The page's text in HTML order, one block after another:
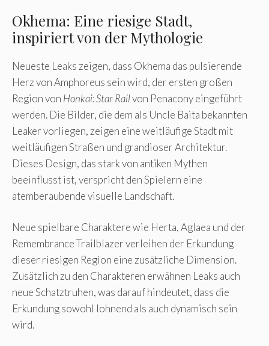
Okhema: Eine riesige Stadt,
inspiriert von der Mythologie
Neueste Leaks zeigen, dass Okhema das pulsierende
Herz von Amphoreus sein wird, der ersten großen
Region von Honkai: Star Railvon Penacony eingeführt
werden. Die Bilder, die dem als Uncle Baita bekannten
Leaker vorliegen, zeigen eine weitläufige Stadt mit
weitläufigen Straßen und grandioser Architektur.
Dieses Design, das stark von antiken Mythen
beeinflusst ist, verspricht den Spielern eine
atemberaubende visuelle Landschaft.
Neue spielbare Charaktere wie Herta, Aglaea und der
Remembrance Trailblazer verleihen der Erkundung
dieser riesigen Region eine zusätzliche Dimension.
Zusätzlich zu den Charakteren erwähnen Leaks auch
neue Schatztruhen, was darauf hindeutet, dass die
Erkundung sowohl lohnend als auch dynamisch sein
wird.